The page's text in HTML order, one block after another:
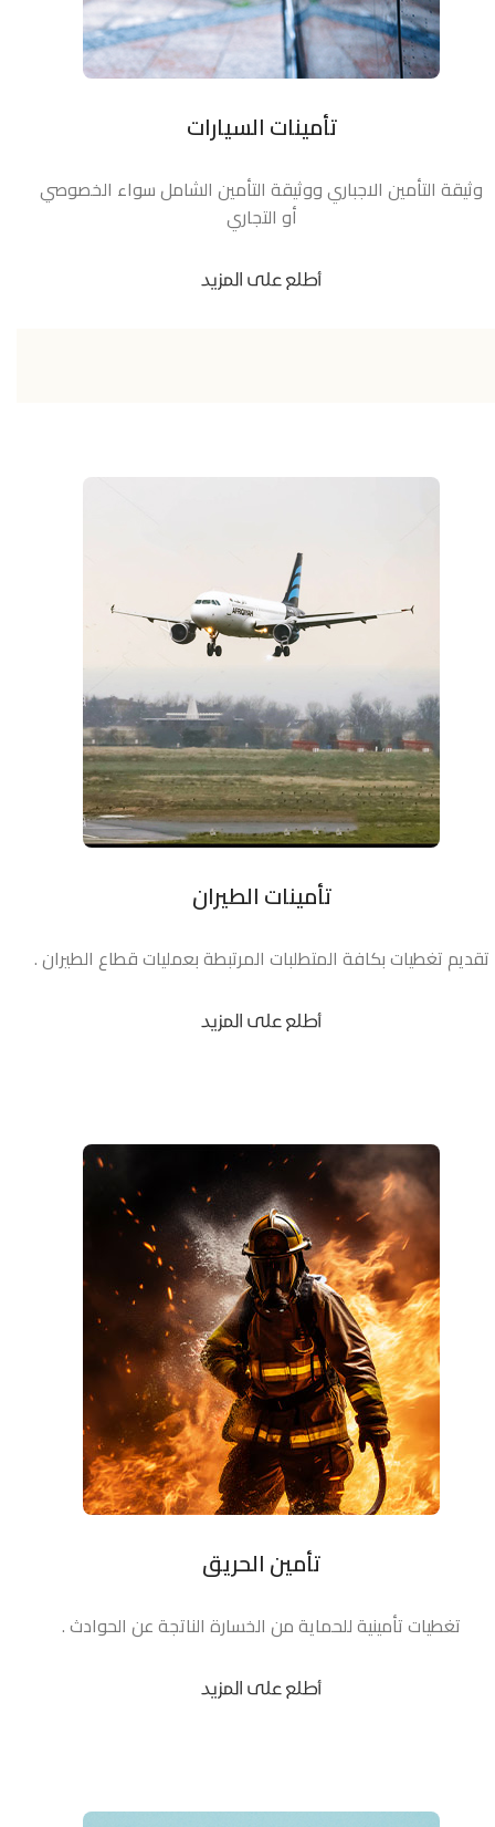
تأمينات السيارات
وثيقة التأمين الاجباري ووثيقة التأمين الشامل سواء الخصوصي
أو التجاري
أطلع على المزيد
تأمينات الطيران
تقديم تغطيات بكافة المتطلبات المرتبطة بعمليات قطاع الطيران .
أطلع على المزيد
تأمين الحريق
تغطيات تأمينية للحماية من الخسارة الناتجة عن الحوادث .
أطلع على المزيد